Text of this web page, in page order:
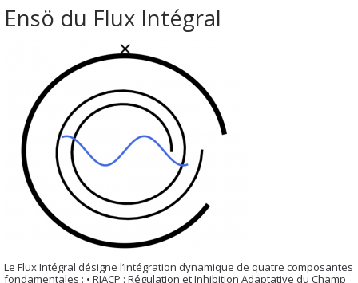
Ensö du Flux Intégral
Le Flux Intégral désigne l’intégration dynamique de quatre composantes
fondamentales : • RIACP : Régulation et Inhibition Adaptative du Champ